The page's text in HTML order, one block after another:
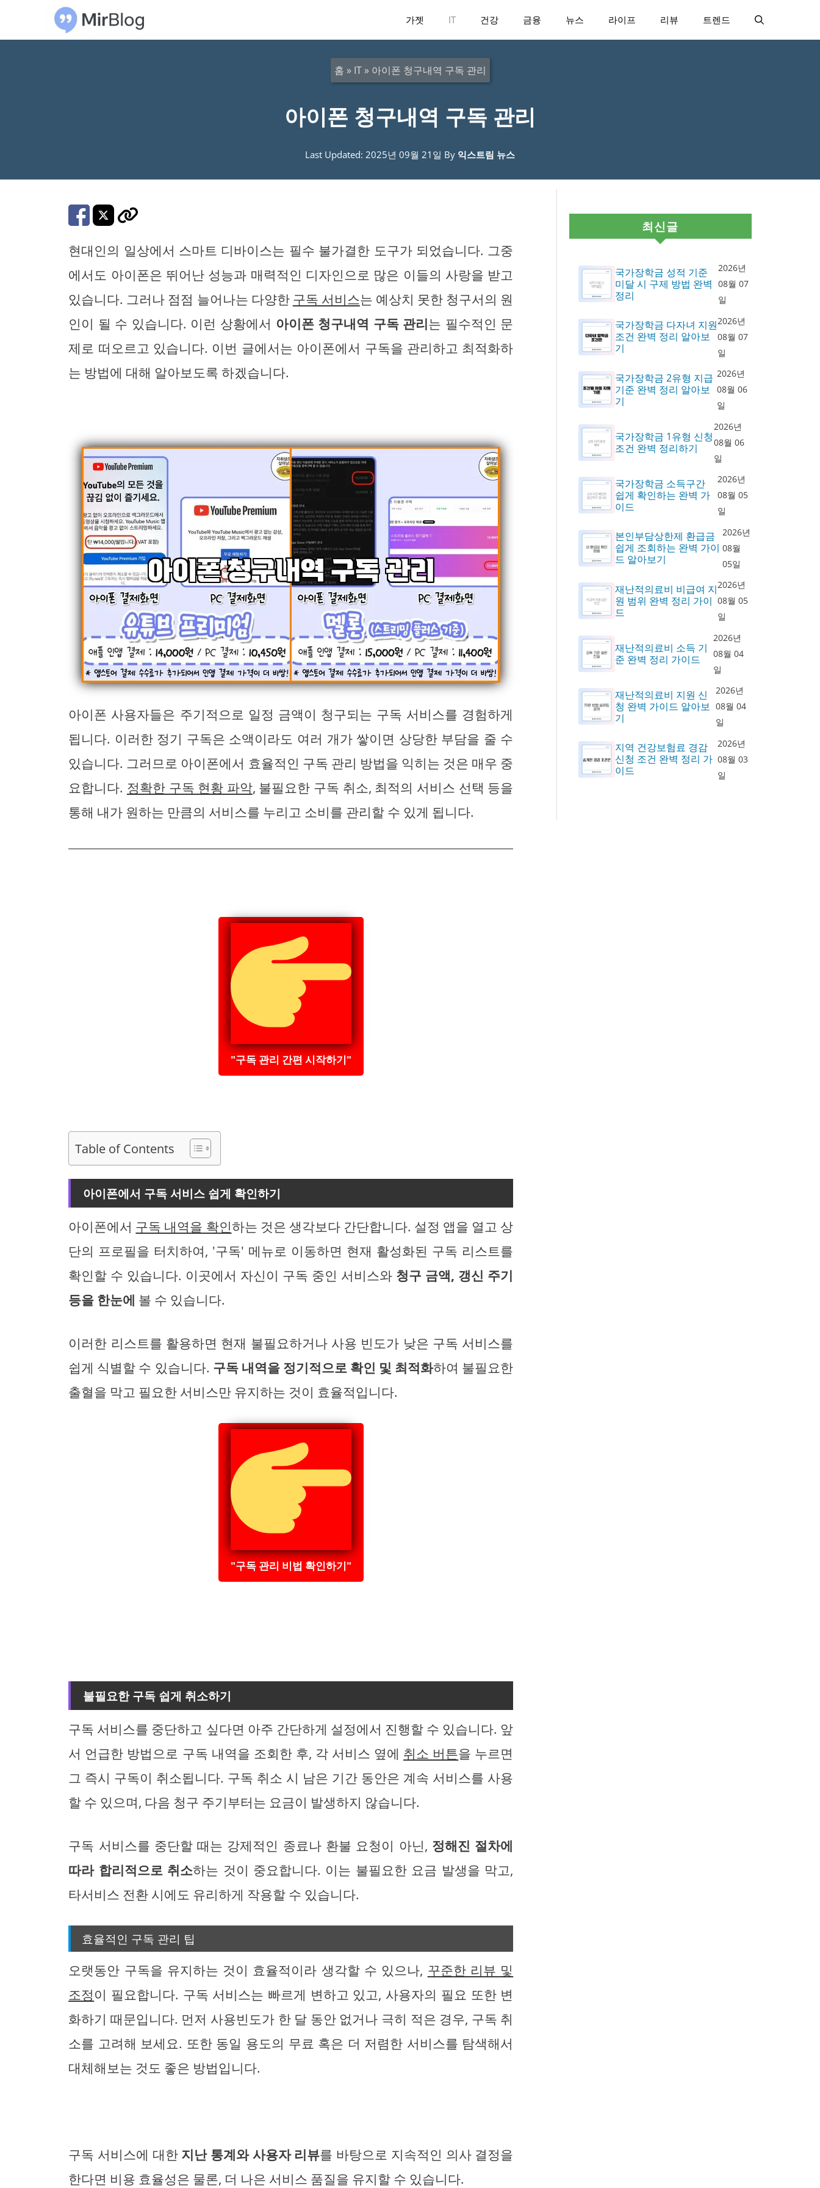
가젯 IT 건강 금융 뉴스 라이프 리뷰 트렌드
홈 » IT» 아이폰 청구내역 구독 관리
아이폰 청구내역 구독 관리
Last Updated: 2025년 09월 21일 By 익스트림 뉴스
현대인의 일상에서 스마트 디바이스는 필수 불가결한 도구가 되었습니다. 그중
에서도 아이폰은 뛰어난 성능과 매력적인 디자인으로 많은 이들의 사랑을 받고
있습니다. 그러나 점점 늘어나는 다양한 구독 서비스는 예상치 못한 청구서의 원
인이 될 수 있습니다. 이런 상황에서 아이폰 청구내역 구독 관리는 필수적인 문
제로 떠오르고 있습니다. 이번 글에서는 아이폰에서 구독을 관리하고 최적화하
는 방법에 대해 알아보도록 하겠습니다.
아이폰 사용자들은 주기적으로 일정 금액이 청구되는 구독 서비스를 경험하게
됩니다. 이러한 정기 구독은 소액이라도 여러 개가 쌓이면 상당한 부담을 줄 수
있습니다. 그러므로 아이폰에서 효율적인 구독 관리 방법을 익히는 것은 매우 중
요합니다. 정확한 구독 현황 파악, 불필요한 구독 취소, 최적의 서비스 선택 등을
통해 내가 원하는 만큼의 서비스를 누리고 소비를 관리할 수 있게 됩니다.
"구독 관리 간편 시작하기"
Table of Contents
아이폰에서 구독 서비스 쉽게 확인하기
아이폰에서 구독 내역을 확인하는 것은 생각보다 간단합니다. 설정 앱을 열고 상
단의 프로필을 터치하여, '구독' 메뉴로 이동하면 현재 활성화된 구독 리스트를
확인할 수 있습니다. 이곳에서 자신이 구독 중인 서비스와 청구 금액, 갱신 주기
등을 한눈에 볼 수 있습니다.
이러한 리스트를 활용하면 현재 불필요하거나 사용 빈도가 낮은 구독 서비스를
쉽게 식별할 수 있습니다. 구독 내역을 정기적으로 확인 및 최적화하여 불필요한
출혈을 막고 필요한 서비스만 유지하는 것이 효율적입니다.
"구독 관리 비법 확인하기"
불필요한 구독 쉽게 취소하기
구독 서비스를 중단하고 싶다면 아주 간단하게 설정에서 진행할 수 있습니다. 앞
서 언급한 방법으로 구독 내역을 조회한 후, 각 서비스 옆에 취소 버튼을 누르면
그 즉시 구독이 취소됩니다. 구독 취소 시 남은 기간 동안은 계속 서비스를 사용
할 수 있으며, 다음 청구 주기부터는 요금이 발생하지 않습니다.
구독 서비스를 중단할 때는 강제적인 종료나 환불 요청이 아닌, 정해진 절차에
따라 합리적으로 취소하는 것이 중요합니다. 이는 불필요한 요금 발생을 막고,
타서비스 전환 시에도 유리하게 작용할 수 있습니다.
효율적인 구독 관리 팁
오랫동안 구독을 유지하는 것이 효율적이라 생각할 수 있으나, 꾸준한 리뷰 및
조정이 필요합니다. 구독 서비스는 빠르게 변하고 있고, 사용자의 필요 또한 변
화하기 때문입니다. 먼저 사용빈도가 한 달 동안 없거나 극히 적은 경우, 구독 취
소를 고려해 보세요. 또한 동일 용도의 무료 혹은 더 저렴한 서비스를 탐색해서
대체해보는 것도 좋은 방법입니다.
구독 서비스에 대한 지난 통계와 사용자 리뷰를 바탕으로 지속적인 의사 결정을
한다면 비용 효율성은 물론, 더 나은 서비스 품질을 유지할 수 있습니다.
최신글
국가장학금 성적 기준
미달 시 구제 방법 완벽
정리
2026년
08월 07
일
국가장학금 다자녀 지원
조건 완벽 정리 알아보
기
2026년
08월 07
일
국가장학금 2유형 지급
기준 완벽 정리 알아보
기
2026년
08월 06
일
국가장학금 1유형 신청
조건 완벽 정리하기
2026년
08월 06
일
국가장학금 소득구간
쉽게 확인하는 완벽 가
이드
2026년
08월 05
일
본인부담상한제 환급금
쉽게 조회하는 완벽 가이
드 알아보기
2026년
08월
05일
재난적의료비 비급여 지
원 범위 완벽 정리 가이
드
2026년
08월 05
일
재난적의료비 소득 기
준 완벽 정리 가이드
2026년
08월 04
일
재난적의료비 지원 신
청 완벽 가이드 알아보
기
2026년
08월 04
일
지역 건강보험료 경감
신청 조건 완벽 정리 가
이드
2026년
08월 03
일